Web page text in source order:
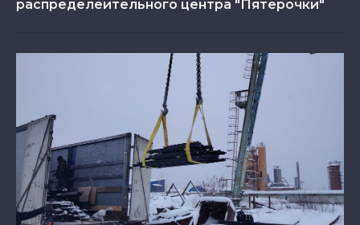
распределеительного центра "Пятерочки"